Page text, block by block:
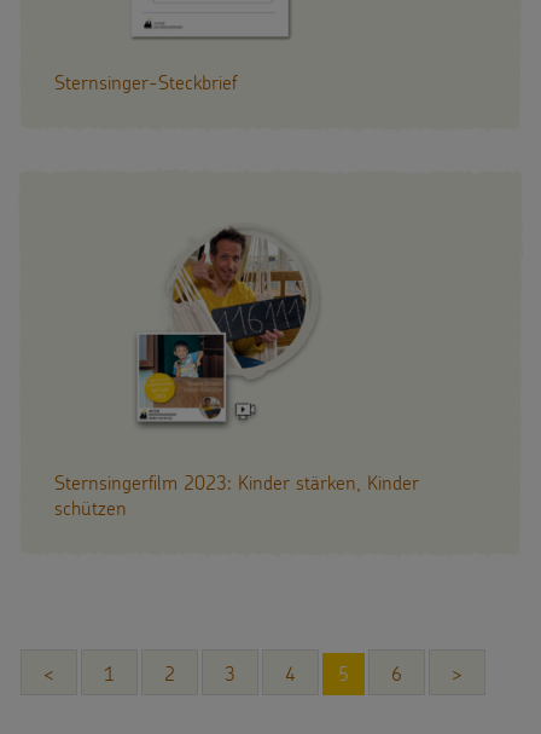
Sternsinger-Steckbrief
Sternsingerfilm 2023: Kinder stärken, Kinder
schützen
< 1 2 3 4 5 6 >